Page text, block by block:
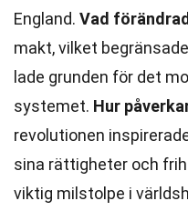
England. Vad
makt, vilket
lade grunden för det
systemet. Hur
revolutionen
sina rättigheter och
viktig milstolpe i